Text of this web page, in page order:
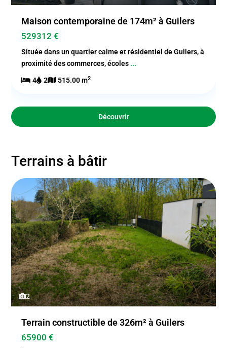
Maison contemporaine de 174m² à Guilers
529312 €
Située dans un quartier calme et résidentiel de Guilers, à
proximité des commerces, écoles ...
4 2 515.00 m2
Découvrir
Terrains à bâtir
2
Terrain constructible de 326m² à Guilers
65900 €